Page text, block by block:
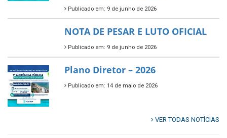
Publicado em: 9 de junho de 2026
🌳🌱 Projeto Arborização Urbana!
Publicado em: 9 de junho de 2026
🌿🚤 Semana Mundial do Meio
Ambiente em Tamandaré